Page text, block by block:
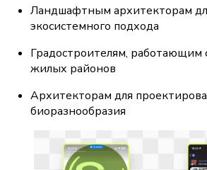
Ландшафтным архитекторам
экосистемного подхода
Градостроителям, работающим
жилых районов
Архитекторам для
биоразнообразия